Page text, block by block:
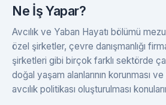
Ne İş Yapar?
Avcılık ve Yaban Hayatı bölümü
özel şirketler, çevre danışmanlığı
şirketleri gibi birçok farklı sektörde
doğal yaşam alanlarının korunması
avcılık politikası oluşturulması